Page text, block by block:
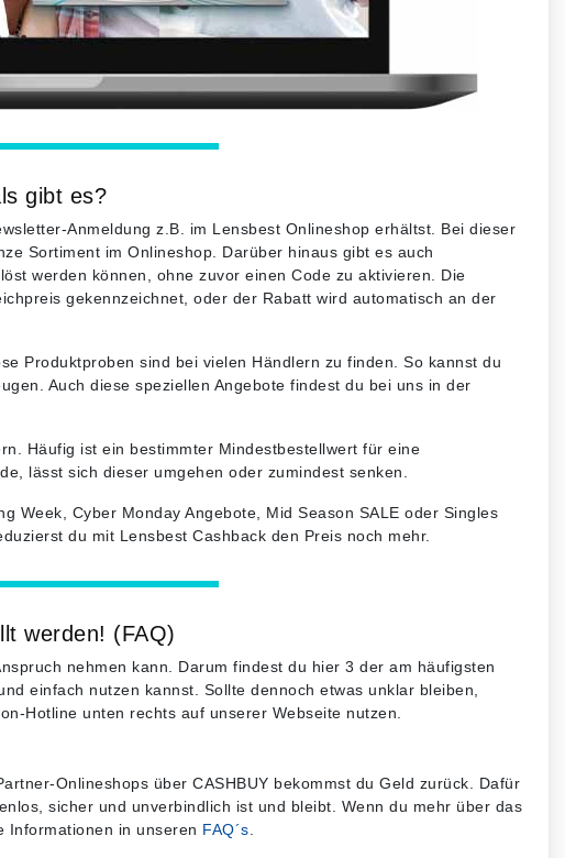
gibt es?
Anmeldung z.B. im Lensbest Onlineshop erhältst. Bei dieser
Sortiment im Onlineshop. Darüber hinaus gibt es auch
werden können, ohne zuvor einen Code zu aktivieren. Die
gekennzeichnet, oder der Rabatt wird automatisch an der
Produktproben sind bei vielen Händlern zu finden. So kannst du
Auch diese speziellen Angebote findest du bei uns in der
Häufig ist ein bestimmter Mindestbestellwert für eine
lässt sich dieser umgehen oder zumindest senken.
Week, Cyber Monday Angebote, Mid Season SALE oder Singles
du mit Lensbest Cashback den Preis noch mehr.
werden! (FAQ)
nehmen kann. Darum findest du hier 3 der am häufigsten
einfach nutzen kannst. Sollte dennoch etwas unklar bleiben,
Hotline unten rechts auf unserer Webseite nutzen.
Onlineshops über CASHBUY bekommst du Geld zurück. Dafür
sicher und unverbindlich ist und bleibt. Wenn du mehr über das
Informationen in unseren FAQ´s